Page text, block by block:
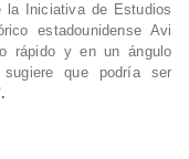
la Iniciativa de Estudios
estadounidense Avi
rápido y en un ángulo
que podría ser